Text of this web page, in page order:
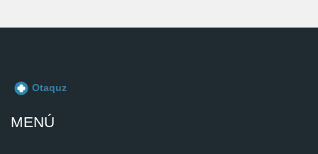
MENÚ